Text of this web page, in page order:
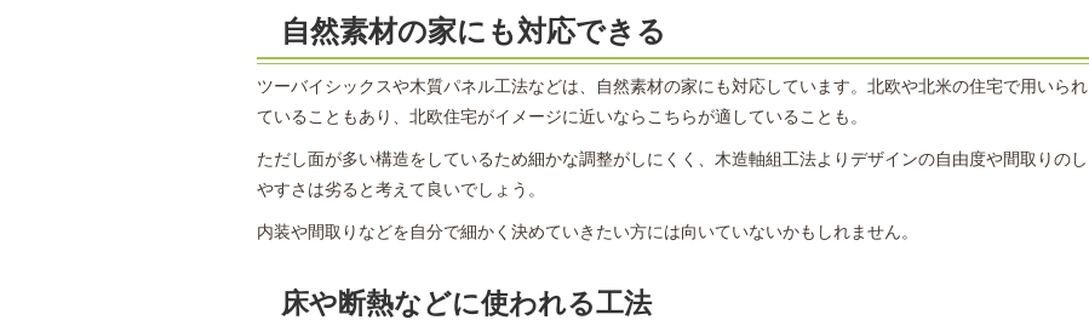
自然素材の家にも対応できる
ツーバイシックスや木質パネル工法などは、自然素材の家にも対応しています。北欧や北米の住宅で用いられ
ていることもあり、北欧住宅がイメージに近いならこちらが適していることも。
ただし面が多い構造をしているため細かな調整がしにくく、木造軸組工法よりデザインの自由度や間取りのし
やすさは劣ると考えて良いでしょう。
内装や間取りなどを自分で細かく決めていきたい方には向いていないかもしれません。
床や断熱などに使われる工法